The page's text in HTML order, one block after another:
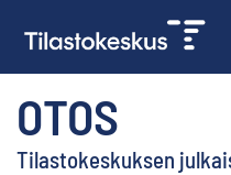
OTOS
Tilastokeskuksen